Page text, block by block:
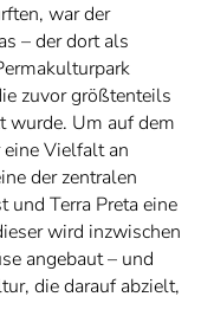
war der
– der dort als
zuvor größtenteils
wurde. Um auf dem
Vielfalt an
der zentralen
Terra Preta eine
wird inzwischen
angebaut – und
die darauf abzielt,